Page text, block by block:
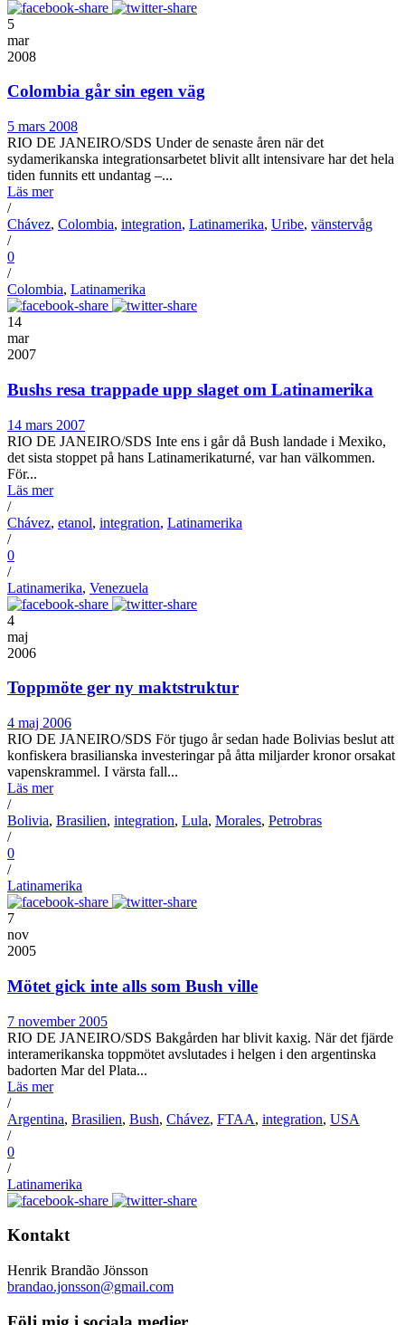
5
mar
2008
Colombia går sin egen väg
5 mars 2008
RIO DE JANEIRO/SDS Under de senaste åren när det
sydamerikanska integrationsarbetet blivit allt intensivare har det hela
tiden funnits ett undantag –...
Läs mer
/
Chávez, Colombia, integration, Latinamerika, Uribe, vänstervåg
/
0
/
Colombia, Latinamerika
14
mar
2007
Bushs resa trappade upp slaget om Latinamerika
14 mars 2007
RIO DE JANEIRO/SDS Inte ens i går då Bush landade i Mexiko,
det sista stoppet på hans Latinamerikaturné, var han välkommen.
För...
Läs mer
/
Chávez, etanol, integration, Latinamerika
/
0
/
Latinamerika, Venezuela
4
maj
2006
Toppmöte ger ny maktstruktur
4 maj 2006
RIO DE JANEIRO/SDS För tjugo år sedan hade Bolivias beslut att
konfiskera brasilianska investeringar på åtta miljarder kronor orsakat
vapenskrammel. I värsta fall...
Läs mer
/
Bolivia, Brasilien, integration, Lula, Morales, Petrobras
/
0
/
Latinamerika
7
nov
2005
Mötet gick inte alls som Bush ville
7 november 2005
RIO DE JANEIRO/SDS Bakgården har blivit kaxig. När det fjärde
interamerikanska toppmötet avslutades i helgen i den argentinska
badorten Mar del Plata...
Läs mer
/
Argentina, Brasilien, Bush, Chávez, FTAA, integration, USA
/
0
/
Latinamerika
Kontakt
Henrik Brandão Jönsson
brandao.jonsson@gmail.com